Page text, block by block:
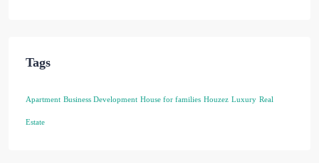
Tags
Apartment Business Development House for families Houzez Luxury Real
Estate